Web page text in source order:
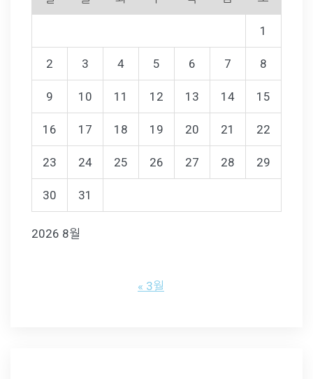
2026 8월
1
2 3 4 5 6 7 8
9 10 11 12 13 14 15
16 17 18 19 20 21 22
23 24 25 26 27 28 29
30 31
« 3월